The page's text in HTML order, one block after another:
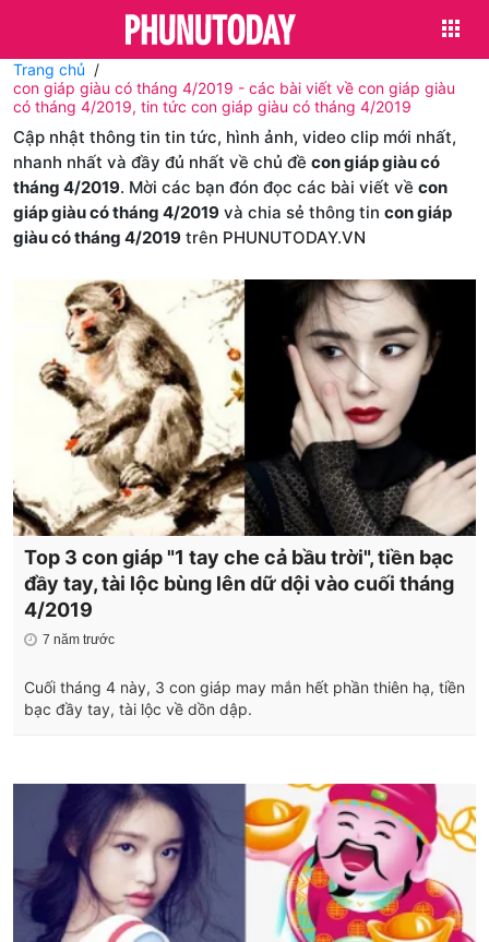
Trang chủ
con giáp giàu có tháng 4/2019 - các bài viết về con giáp giàu
có tháng 4/2019, tin tức con giáp giàu có tháng 4/2019
Cập nhật thông tin tin tức, hình ảnh, video clip mới nhất,
nhanh nhất và đầy đủ nhất về chủ đề con giáp giàu có
tháng 4/2019. Mời các bạn đón đọc các bài viết về con
giáp giàu có tháng 4/2019 và chia sẻ thông tin con giáp
giàu có tháng 4/2019 trên PHUNUTODAY.VN
Top 3 con giáp "1 tay che cả bầu trời", tiền bạc
đầy tay, tài lộc bùng lên dữ dội vào cuối tháng
4/2019
7 năm trước
Cuối tháng 4 này, 3 con giáp may mắn hết phần thiên hạ, tiền
bạc đầy tay, tài lộc về dồn dập.